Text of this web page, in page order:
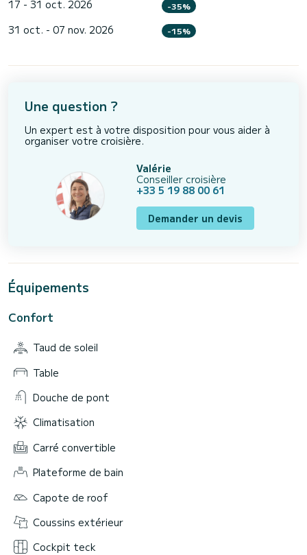
17 - 31 oct. 2026 -35%
31 oct. - 07 nov. 2026 -15%
Une question ?
Un expert est à votre disposition pour vous aider à
organiser votre croisière.
Valérie
Conseiller croisière
+33 5 19 88 00 61
Demander un devis
Équipements
Confort
Taud de soleil
Table
Douche de pont
Climatisation
Carré convertible
Plateforme de bain
Capote de roof
Coussins extérieur
Cockpit teck